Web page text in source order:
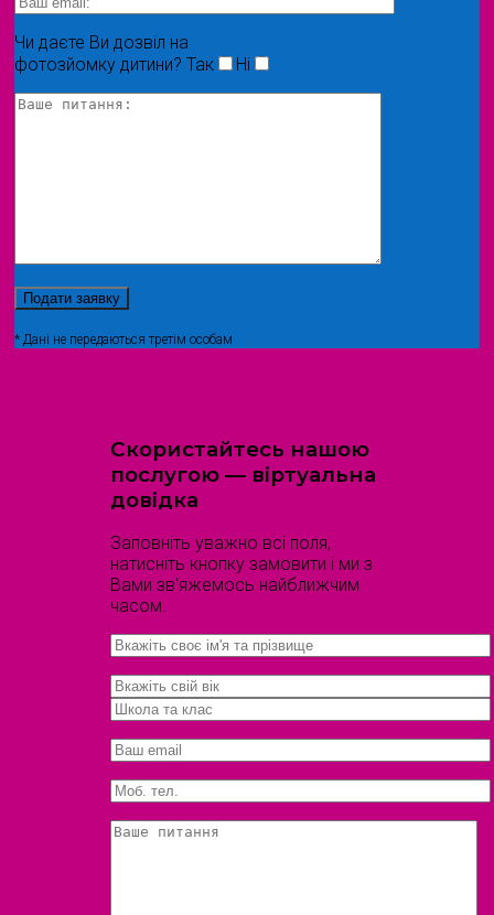
Чи даєте Ви дозвіл на
фотозйомку дитини? Так Ні
* Дані не передаються третім особам
Скористайтесь нашою
послугою — віртуальна
довідка
Заповніть уважно всі поля,
натисніть кнопку замовити і ми з
Вами зв'яжемось найближчим
часом.